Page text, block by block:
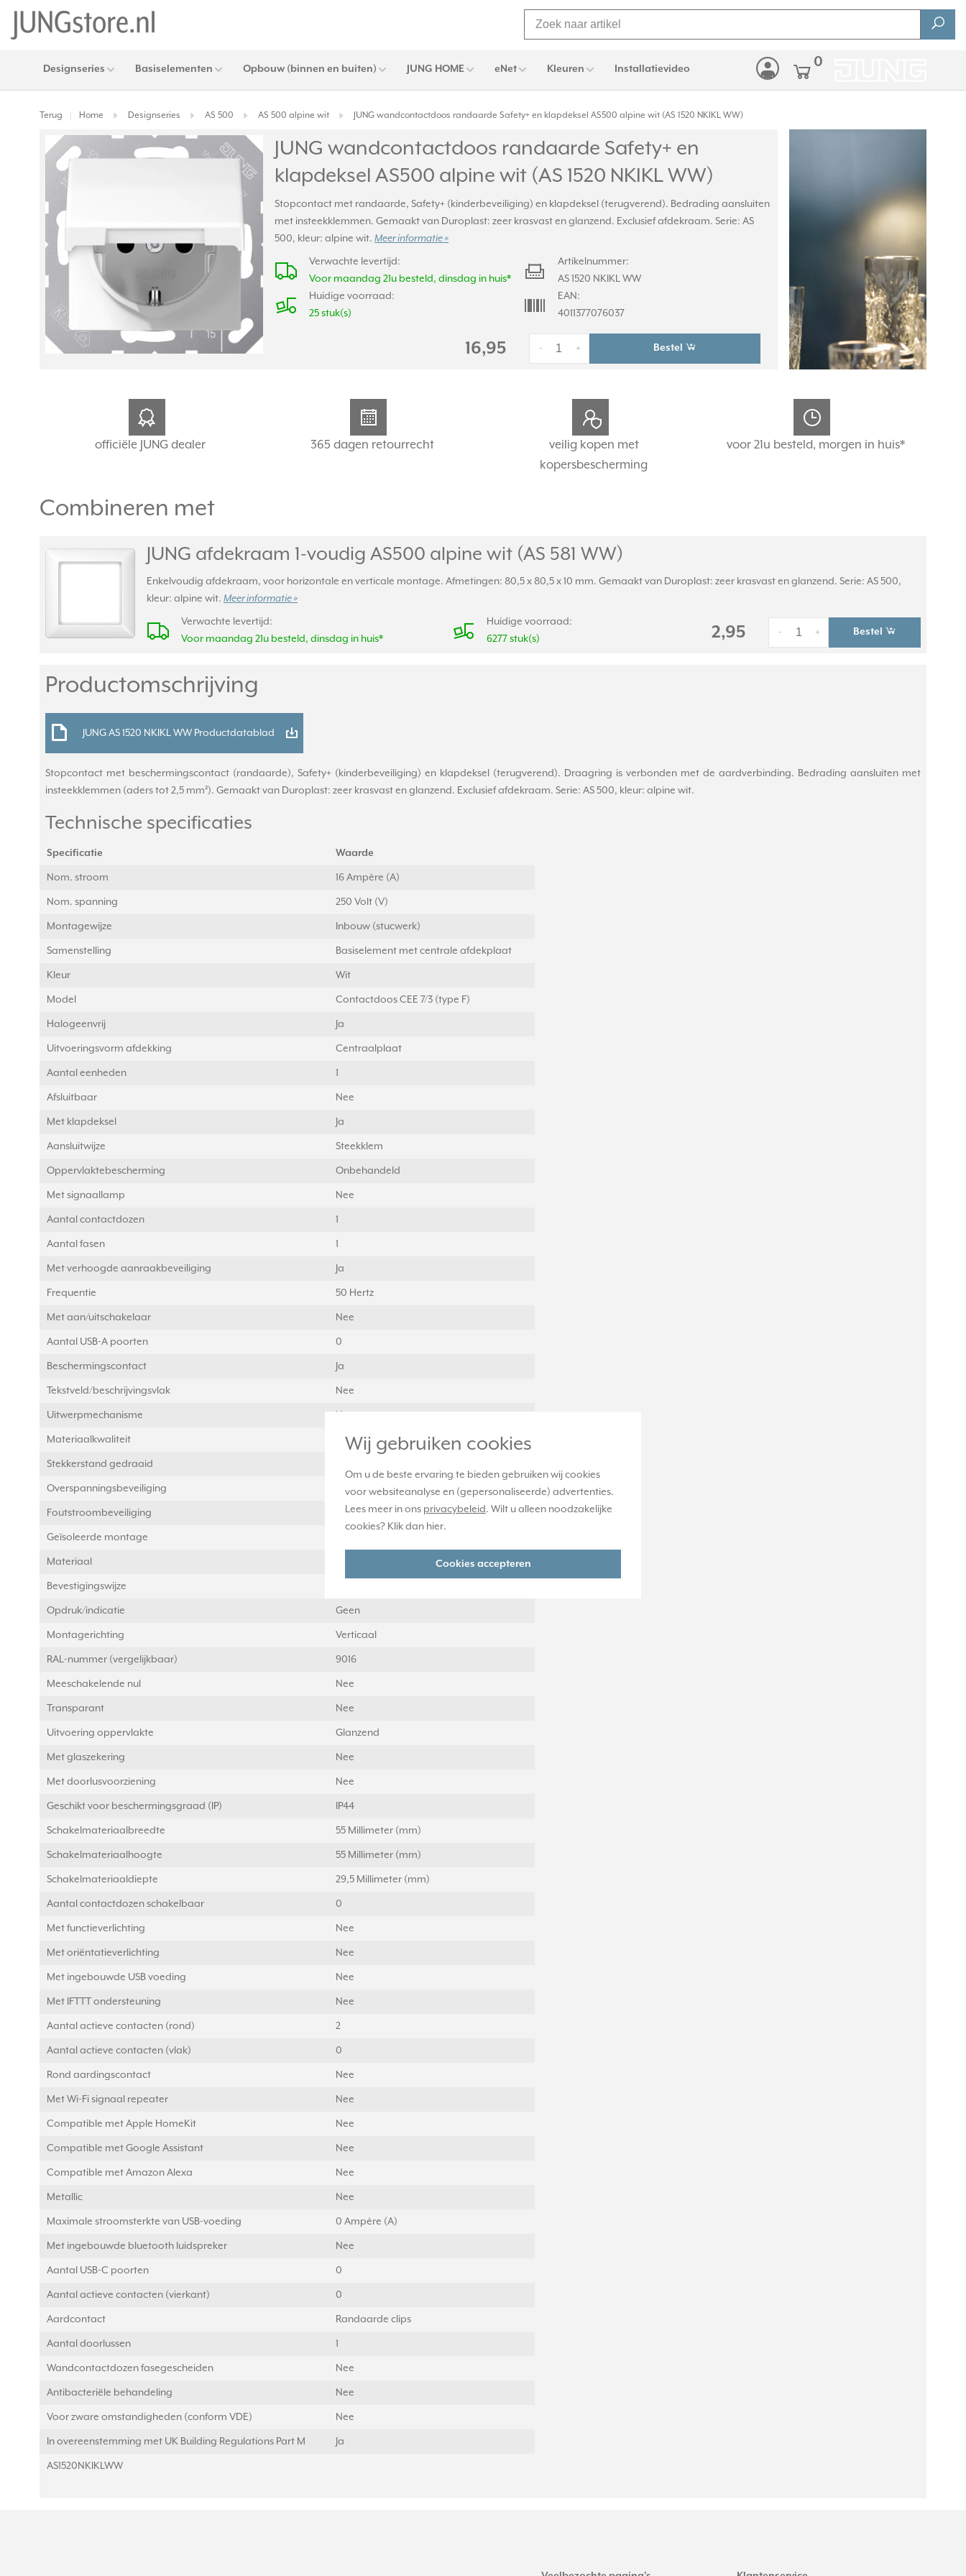
Wij gebruiken cookies
Om u de beste ervaring te bieden gebruiken wij cookies
voor websiteanalyse en (gepersonaliseerde) advertenties.
Lees meer in ons privacybeleid. Wilt u alleen noodzakelijke
cookies? Klik dan hier.
Cookies accepteren
Designseries Basiselementen Opbouw (binnen en buiten) JUNG HOME eNet Kleuren Installatievideo 0
Terug Home Designseries AS 500 AS 500 alpine wit JUNG wandcontactdoos randaarde Safety+ en klapdeksel AS500 alpine wit (AS 1520 NKIKL WW)
JUNG wandcontactdoos randaarde Safety+ en
klapdeksel AS500 alpine wit (AS 1520 NKIKL WW)
Stopcontact met randaarde, Safety+ (kinderbeveiliging) en klapdeksel (terugverend). Bedrading aansluiten
met insteekklemmen. Gemaakt van Duroplast: zeer krasvast en glanzend. Exclusief afdekraam. Serie: AS
500, kleur: alpine wit.Meer informatie »
Verwachte levertijd:
Voor maandag 21u besteld, dinsdag in huis*
Huidige voorraad:
25 stuk(s)
Artikelnummer:
AS 1520 NKIKL WW
EAN:
4011377076037
16,95 +
- Bestel
officiële JUNG dealer 365 dagen retourrecht
veilig kopen met
kopersbescherming
voor 21u besteld, morgen in huis*
Combineren met
JUNG afdekraam 1-voudig AS500 alpine wit (AS 581 WW)
Enkelvoudig afdekraam, voor horizontale en verticale montage. Afmetingen: 80,5 x 80,5 x 10 mm. Gemaakt van Duroplast: zeer krasvast en glanzend. Serie: AS 500,
kleur: alpine wit. Meer informatie »
Verwachte levertijd:
Voor maandag 21u besteld, dinsdag in huis*
Huidige voorraad:
6277 stuk(s)
2,95 +
- Bestel
Productomschrijving
JUNG AS 1520 NKIKL WW Productdatablad
Stopcontact met beschermingscontact (randaarde), Safety+ (kinderbeveiliging) en klapdeksel (terugverend). Draagring is verbonden met de aardverbinding. Bedrading aansluiten met
insteekklemmen (aders tot 2,5 mm²). Gemaakt van Duroplast: zeer krasvast en glanzend. Exclusief afdekraam. Serie: AS 500, kleur: alpine wit.
Technische specificaties
Specificatie Waarde
Nom. stroom 16 Ampère (A)
Nom. spanning 250 Volt (V)
Montagewijze Inbouw (stucwerk)
Samenstelling Basiselement met centrale afdekplaat
Kleur Wit
Model Contactdoos CEE 7/3 (type F)
Halogeenvrij Ja
Uitvoeringsvorm afdekking Centraalplaat
Aantal eenheden 1
Afsluitbaar Nee
Met klapdeksel Ja
Aansluitwijze Steekklem
Oppervlaktebescherming Onbehandeld
Met signaallamp Nee
Aantal contactdozen 1
Aantal fasen 1
Met verhoogde aanraakbeveiliging Ja
Frequentie 50 Hertz
Met aan/uitschakelaar Nee
Aantal USB-A poorten 0
Beschermingscontact Ja
Tekstveld/beschrijvingsvlak Nee
Uitwerpmechanisme Nee
Materiaalkwaliteit Duroplast
Stekkerstand gedraaid
Overspanningsbeveiliging Nee
Foutstroombeveiliging Nee
Geïsoleerde montage
Materiaal
Bevestigingswijze
Opdruk/indicatie Geen
Montagerichting Verticaal
RAL-nummer (vergelijkbaar) 9016
Meeschakelende nul Nee
Transparant Nee
Uitvoering oppervlakte Glanzend
Met glaszekering Nee
Met doorlusvoorziening Nee
Geschikt voor beschermingsgraad (IP) IP44
Schakelmateriaalbreedte 55 Millimeter (mm)
Schakelmateriaalhoogte 55 Millimeter (mm)
Schakelmateriaaldiepte 29,5 Millimeter (mm)
Aantal contactdozen schakelbaar 0
Met functieverlichting Nee
Met oriëntatieverlichting Nee
Met ingebouwde USB voeding Nee
Met IFTTT ondersteuning Nee
Aantal actieve contacten (rond) 2
Aantal actieve contacten (vlak) 0
Rond aardingscontact Nee
Met Wi-Fi signaal repeater Nee
Compatible met Apple HomeKit Nee
Compatible met Google Assistant Nee
Compatible met Amazon Alexa Nee
Metallic Nee
Maximale stroomsterkte van USB-voeding 0 Ampère (A)
Met ingebouwde bluetooth luidspreker Nee
Aantal USB-C poorten 0
Aantal actieve contacten (vierkant) 0
Aardcontact Randaarde clips
Aantal doorlussen 1
Wandcontactdozen fasegescheiden Nee
Antibacteriële behandeling Nee
Voor zware omstandigheden (conform VDE) Nee
In overeenstemming met UK Building Regulations Part M Ja
AS1520NKIKLWW